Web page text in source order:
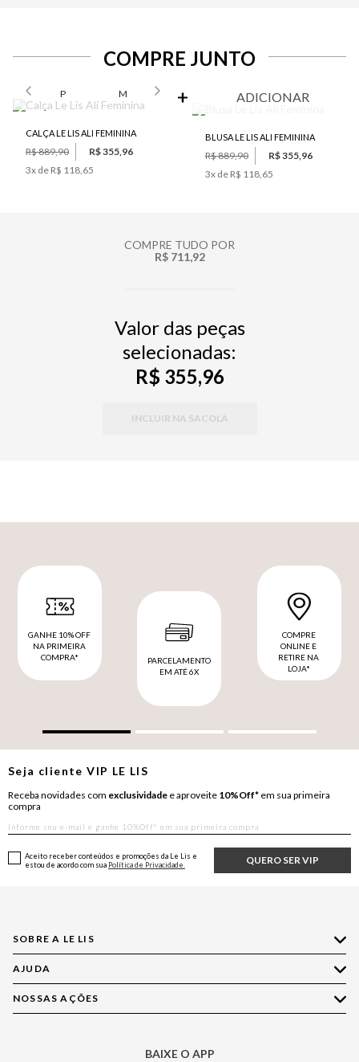
COMPRE JUNTO
P M
CALÇA LE LIS ALI FEMININA
R$ 889,90
R$ 355,96
3x de R$ 118,65
ADICIONAR
BLUSA LE LIS ALI FEMININA
R$ 889,90
R$ 355,96
3x de R$ 118,65
COMPRE TUDO POR
R$ 711,92
Valor das peças
selecionadas:
R$ 355,96
INCLUIR NA SACOLA
GANHE 10% OFF
NA PRIMEIRA
COMPRA*
PARCELAMENTO
EM ATÉ 6X
COMPRE
ONLINE E
RETIRE NA
LOJA*
Seja clienteVIP LE LIS
Receba novidades com exclusividade e aproveite 10%Off* em sua primeira
compra
QUERO SER VIP
Aceito receber conteúdos e promoções da Le Lis e
estou de acordo com sua Política de Privacidade.
SOBRE A LE LIS
Quem Somos
Nossas Lojas
Política de Privacidade
AJUDA
Compre pelo WhatsApp
Central de Relacionamento
NOSSAS AÇÕES
BAIXE O APP